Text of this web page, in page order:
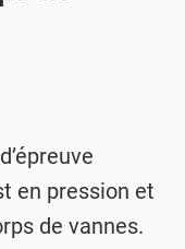
en pression et
de vannes.